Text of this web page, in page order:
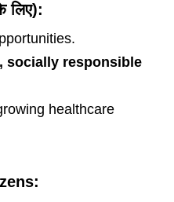
लिए):
socially responsible
healthcare